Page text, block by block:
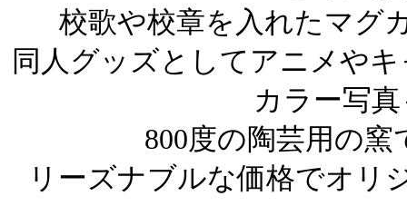
校歌や校章を入れたマグ
同人グッズとしてアニメや
カラー写
800度の陶芸用の
リーズナブルな価格でオリ